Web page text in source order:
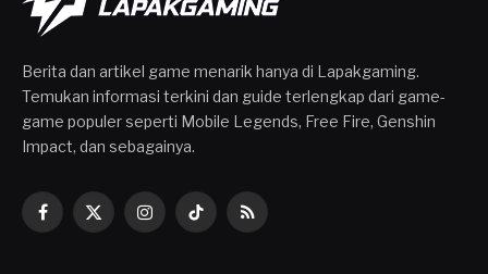
Berita dan artikel game menarik hanya di Lapakgaming.
Temukan informasi terkini dan guide terlengkap dari game-
game populer seperti Mobile Legends, Free Fire, Genshin
Impact, dan sebagainya.
Facebook
X
InstagramTikTokRSS